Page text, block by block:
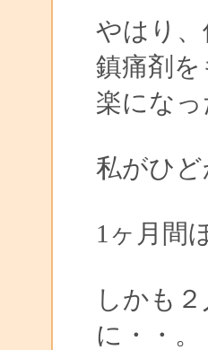
やはり
鎮痛剤
楽にな
私がひ
1ヶ月間
しかも
に・・。